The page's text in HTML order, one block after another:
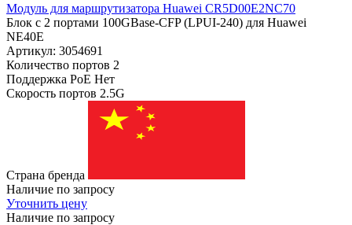
Модуль для маршрутизатора Huawei CR5D00E2NC70
Блок с 2 портами 100GBase-CFP (LPUI-240) для Huawei
NE40E
Артикул: 3054691
Количество портов 2
Поддержка PoE Нет
Скорость портов 2.5G
Страна бренда
Наличие по запросу
Уточнить цену
Наличие по запросу